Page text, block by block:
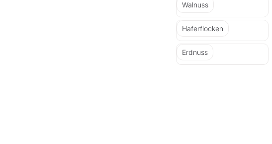
Walnuss
Haferflocken
Erdnuss